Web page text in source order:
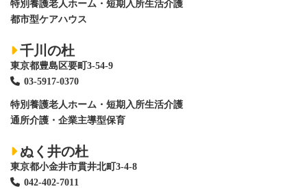
特別養護老人ホーム ・短期入所生活介護
都市型ケアハウス
千川の杜
東京都豊島区要町3-54-9
03-5917-0370
特別養護老人ホーム ・短期入所生活介護
通所介護・企業主導型保育
ぬく井の杜
東京都小金井市貫井北町3-4-8
042-402-7011